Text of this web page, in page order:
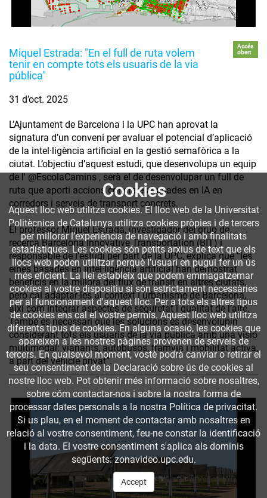
Miquel Estrada: "En el full de ruta volem
tenir en compte tots els usuaris de la via
pública"
Accés
obert
31 d’oct. 2025
L’Ajuntament de Barcelona i la UPC han aprovat la
signatura d’un conveni per avaluar el potencial d’aplicació
de la intel·ligència artificial en la gestió semafòrica a la
ciutat. L’objectiu d’aquest estudi, que desenvolupa un equip
de l' @EscolaCamins , serà el de desenvolupar un full de
ruta que aporti accions concretes basades en IA en
corredors i serveis de transport concrets.
El professor Miquel Estrada, investigador del grup de
recerca Barcelona Innovative Transportation (BIT) i
responsable de l’estudi per part de la UPC, explica que “les
eines basades en intel·ligència artificial han demostrat
beneficis en la millora del flux de trànsit en altres ciutats,
però cal adaptar-les al context i urbanisme de Barcelona,
així com integrar aspectes de seguretat i qualitat de l’aire.
També és necessari que les solucions es desenvolupin
considerant tots els usuaris de la via pública amb una visió
multimodal: vianants, autobusos, tramvia i mobilitat activa,
a part del vehicle privat”.
Cookies
Aquest lloc web utilitza cookies. El lloc web de la Universitat
Politècnica de Catalunya utilitza cookies pròpies i de tercers
per millorar l’experiència de navegació i amb finalitats
estadístiques. Les cookies són petits arxius de text que els
llocs web poden utilitzar perquè l’usuari en pugui fer un ús
més eficient. La llei estableix que podem emmagatzemar
cookies al vostre dispositiu si són estrictament necessàries
per al funcionament d'aquest lloc. Per a tots els altres tipus
de cookies ens cal el vostre permís. Aquest lloc web utilitza
diferents tipus de cookies. En alguna ocasió, les cookies que
apareixen a les nostres pàgines provenen de serveis de
tercers. En qualsevol moment, vostè podrà canviar o retirar el
seu consentiment de la Declaració sobre ús de cookies al
nostre lloc web. Pot obtenir més informació sobre nosaltres,
sobre cóm contactar-nos i sobre la nostra forma de
processar dates personals a la nostra Política de privacitat.
Si us plau, en el moment de contactar amb nosaltres en
relació al vostre consentiment, feu-ne constar la identificació
i la data. El vostre consentiment s'aplica als dominis
següents: zonavideo.upc.edu.
Accept